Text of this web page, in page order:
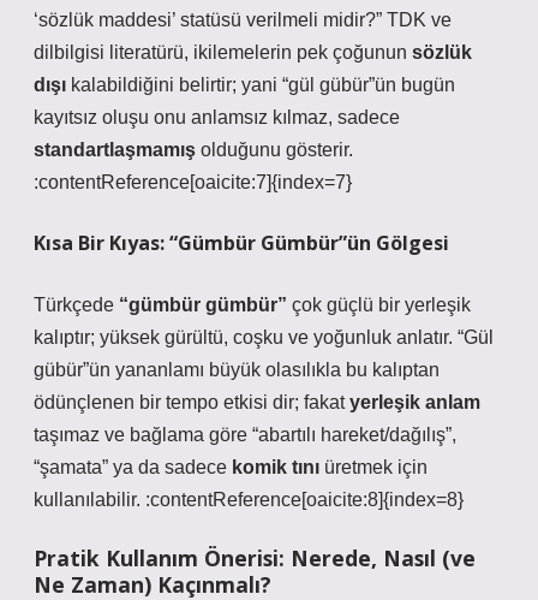
‘sözlük maddesi’ statüsü verilmeli midir?” TDK ve
dilbilgisi literatürü, ikilemelerin pek çoğunun sözlük
dışı kalabildiğini belirtir; yani “gül gübür”ün bugün
kayıtsız oluşu onu anlamsız kılmaz, sadece
standartlaşmamış olduğunu gösterir.
:contentReference[oaicite:7]{index=7}
Kısa Bir Kıyas: “Gümbür Gümbür”ün Gölgesi
Türkçede “gümbür gümbür” çok güçlü bir yerleşik
kalıptır; yüksek gürültü, coşku ve yoğunluk anlatır. “Gül
gübür”ün yananlamı büyük olasılıkla bu kalıptan
ödünçlenen bir tempo etkisi dir; fakatyerleşik anlam
taşımaz ve bağlama göre “abartılı hareket/dağılış”,
“şamata” ya da sadece komik tını üretmek için
kullanılabilir. :contentReference[oaicite:8]{index=8}
Pratik Kullanım Önerisi: Nerede, Nasıl (ve
Ne Zaman) Kaçınmalı?